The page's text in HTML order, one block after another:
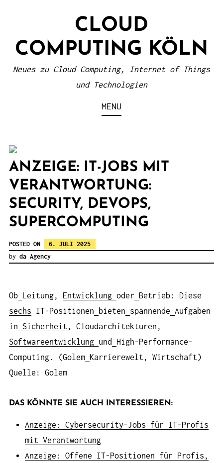
CLOUD
COMPUTING KÖLN
Neues zu Cloud Computing, Internet of Things
und Technologien
MENU
ANZEIGE: IT-JOBS MIT
VERANTWORTUNG:
SECURITY, DEVOPS,
SUPERCOMPUTING
POSTED ON
6. JULI 2025
by da Agency
Ob Leitung, Entwicklung oder Betrieb: Diese
sechs IT-Positionen bieten spannende Aufgaben
in Sicherheit , Cloudarchitekturen,
Softwareentwicklung und
High-Performance-
Computing. (Golem Karrierewelt, Wirtschaft)
Quelle: Golem
DAS KÖNNTE SIE AUCH INTERESSIEREN:
Anzeige: Cybersecurity-Jobs für IT-Profis
mit Verantwortung
Anzeige: Offene IT-Positionen für Profis,